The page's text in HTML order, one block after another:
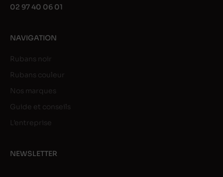
02 97 40 06 01
NAVIGATION
Rubans noir
Rubans couleur
Nos marques
Guide et conseils
L’entreprise
NEWSLETTER